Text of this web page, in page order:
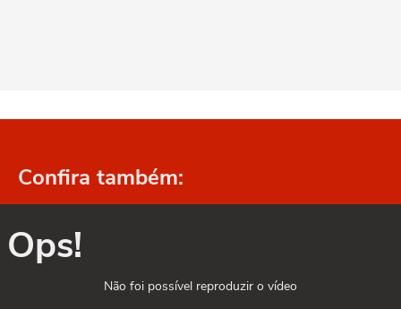
Confira também:
Ops!
Não foi possível reproduzir o vídeo